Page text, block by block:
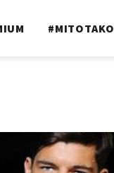
#MITOTAKO